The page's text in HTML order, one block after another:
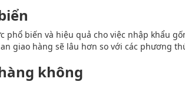
phổ biến và hiệu quả cho việc nhập khẩu
giao hàng sẽ lâu hơn so với các phương
không